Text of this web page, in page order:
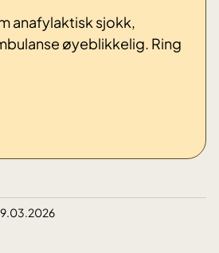
anafylaktisk sjokk,
øyeblikkelig. Ring